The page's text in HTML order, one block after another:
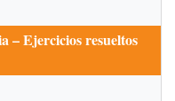
– Ejercicios resueltos